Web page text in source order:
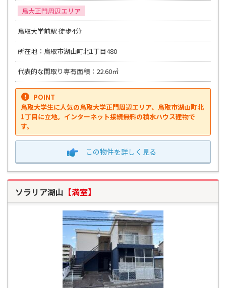
鳥大正門周辺エリア
鳥取大学前駅 徒歩4分
所在地：鳥取市湖山町北1丁目480
代表的な間取り専有面積：22.60㎡
POINT
鳥取大学生に人気の鳥取大学正門周辺エリア、鳥取市湖山町北
1丁目に立地。インターネット接続無料の積水ハウス建物で
す。
この物件を詳しく見る
ソラリア湖山 【満室】